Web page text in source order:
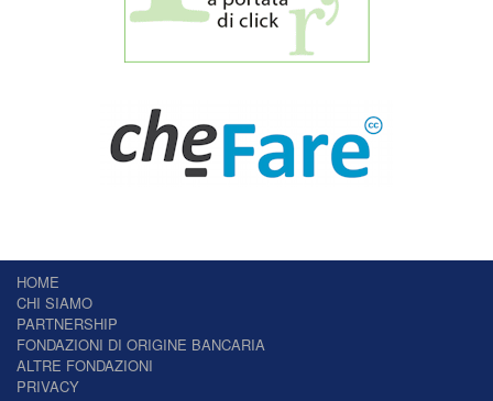
HOME
CHI SIAMO
PARTNERSHIP
FONDAZIONI DI ORIGINE BANCARIA
ALTRE FONDAZIONI
PRIVACY